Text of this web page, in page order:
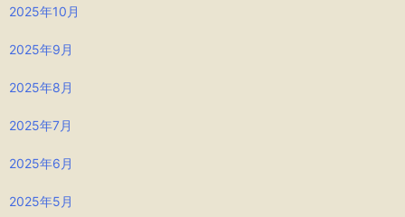
2025年10月
2025年9月
2025年8月
2025年7月
2025年6月
2025年5月